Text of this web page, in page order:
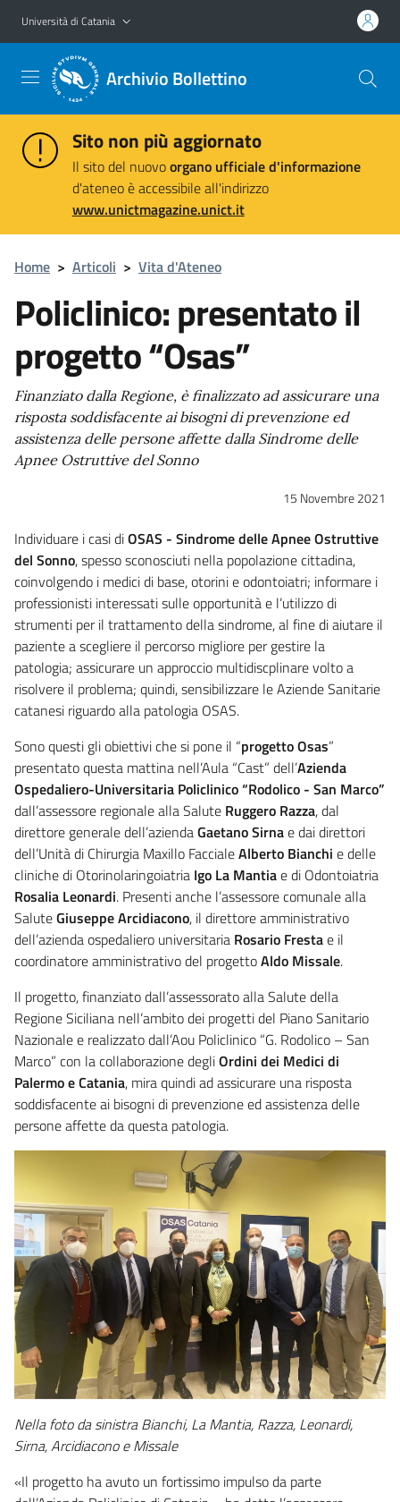
Vai al contenuto principale
Vai al menu di navigazione
Università di Catania
Archivio Bollettino
Sito non più aggiornato
Il sito del nuovoorgano ufficiale d'informazione
d'ateneo è accessibile all'indirizzo
www.unictmagazine.unict.it
Home > Articoli > Vita d'Ateneo
Policlinico: presentato il
progetto “Osas”
Finanziato dalla Regione, è finalizzato ad assicurare una
risposta soddisfacente ai bisogni di prevenzione ed
assistenza delle persone affette dalla Sindrome delle
Apnee Ostruttive del Sonno
15 Novembre 2021
Individuare i casi diOSAS - Sindrome delle Apnee Ostruttive
del Sonno, spesso sconosciuti nella popolazione cittadina,
coinvolgendo i medici di base, otorini e odontoiatri; informare i
professionisti interessati sulle opportunità e l’utilizzo di
strumenti per il trattamento della sindrome, al fine di aiutare il
paziente a scegliere il percorso migliore per gestire la
patologia; assicurare un approccio multidiscplinare volto a
risolvere il problema; quindi, sensibilizzare le Aziende Sanitarie
catanesi riguardo alla patologia OSAS.
Sono questi gli obiettivi che si pone il “progetto Osas”
presentato questa mattina nell’Aula “Cast” dell’Azienda
Ospedaliero-Universitaria Policlinico “Rodolico - San Marco”
dall’assessore regionale alla Salute Ruggero Razza, dal
direttore generale dell’aziendaGaetano Sirnae dai direttori
dell’Unità di Chirurgia Maxillo FaccialeAlberto Bianchi e delle
cliniche di Otorinolaringoiatria Igo La Mantiae di Odontoiatria
Rosalia Leonardi. Presenti anche l’assessore comunale alla
SaluteGiuseppe Arcidiacono, il direttore amministrativo
dell’azienda ospedaliero universitaria Rosario Frestae il
coordinatore amministrativo del progettoAldo Missale.
Il progetto, finanziato dall’assessorato alla Salute della
Regione Siciliana nell’ambito dei progetti del Piano Sanitario
Nazionale e realizzato dall’Aou Policlinico “G. Rodolico – San
Marco” con la collaborazione degliOrdini dei Medici di
Palermo e Catania, mira quindi ad assicurare una risposta
soddisfacente ai bisogni di prevenzione ed assistenza delle
persone affette da questa patologia.
Nella foto da sinistra Bianchi, La Mantia, Razza, Leonardi,
Sirna, Arcidiacono e Missale
«Il progetto ha avuto un fortissimo impulso da parte